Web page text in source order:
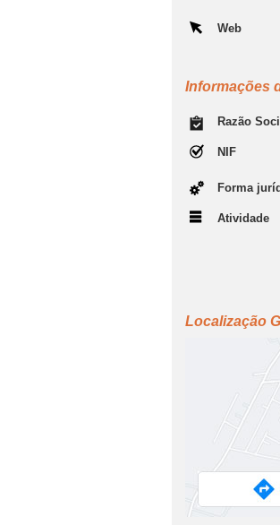
Web
Informações
Razão
NIF
Forma
Atividade
Localização